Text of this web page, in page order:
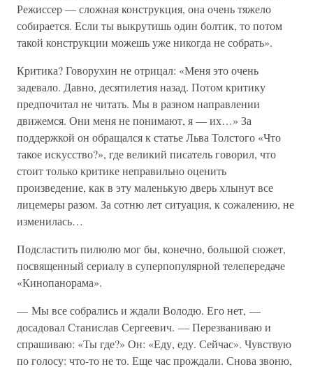
Режиссер — сложная конструкция, она очень тяжело
собирается. Если ты выкрутишь один болтик, то потом
такой конструкции можешь уже никогда не собрать».
Критика? Говорухин не отрицал: «Меня это очень
задевало. Давно, десятилетия назад. Потом критику
предпочитал не читать. Мы в разном направлении
движемся. Они меня не понимают, я — их…» За
поддержкой он обращался к статье Льва Толстого «Что
такое искусство?», где великий писатель говорил, что
стоит только критике неправильно оценить
произведение, как в эту маленькую дверь хлынут все
лицемеры разом. За сотню лет ситуация, к сожалению, не
изменилась…
Подсластить пилюлю мог бы, конечно, большой сюжет,
посвященный сериалу в суперпопулярной телепередаче
«Кинопанорама».
— Мы все собрались и ждали Володю. Его нет, —
досадовал Станислав Сергеевич. — Перезваниваю и
спрашиваю: «Ты где?» Он: «Еду, еду. Сейчас». Чувствую
по голосу: что-то не то. Еще час прождали. Снова звоню,